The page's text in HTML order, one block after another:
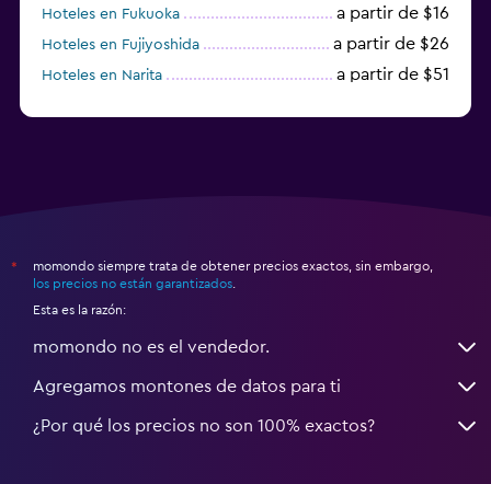
Hoteles en Fukuoka
a partir de $16
Hoteles en Fujiyoshida a partir de $26
Hoteles en Narita a partir de $51
*
momondo siempre trata de obtener precios exactos, sin embargo,
los precios no están garantizados
Esta es la razón:
momondo no es el vendedor.
Agregamos montones de datos para ti
¿Por qué los precios no son 100% exactos?